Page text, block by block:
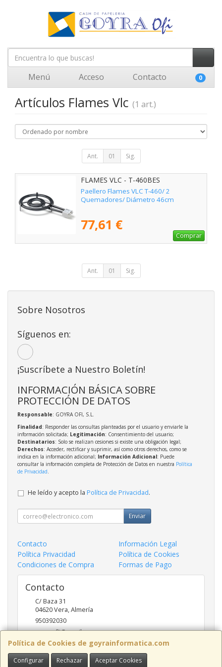
Menú Acceso Contacto 0
Artículos Flames Vlc (1 art.)
Ant. 01 Sig.
FLAMES VLC - T-460BES
Paellero Flames VLC T-460/ 2
Quemadores/ Diámetro 46cm
77,61 €
Comprar
Ant. 01 Sig.
Política de Cookies de goyrainformatica.com
Configurar Rechazar Aceptar Cookies
Sobre Nosotros
Síguenos en:
¡Suscríbete a Nuestro Boletín!
INFORMACIÓN BÁSICA SOBRE
PROTECCIÓN DE DATOS
Responsable: GOYRA OFI, S.L.
Finalidad: Responder las consultas planteadas por el usuario y enviarle la
información solicitada; Legitimación: Consentimiento del usuario;
Destinatarios: Solo se realizan cesiones si existe una obligación legal;
Derechos: Acceder, rectificar y suprimir, así como otros derechos, como se
indica en la información adicional; Información Adicional: Puede
consultar la información completa de Protección de Datos en nuestra Política
de Privacidad.
He leído y acepto la Política de Privacidad.
Enviar
Contacto
Información Legal
Política Privacidad
Política de Cookies
Condiciones de Compra
Formas de Pago
Contacto
C/ Baza 31
04620Vera,Almería
950392030
goyraofii@gmail.com
Horario